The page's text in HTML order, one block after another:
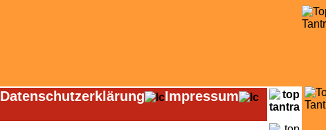
Datenschutzerklärung
Impressum